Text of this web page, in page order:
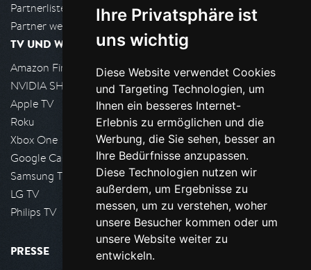
Ihre Privatsphäre ist
uns wichtig
Diese Website verwendet Cookies
und Targeting Technologien, um
Ihnen ein besseres Internet-
Erlebnis zu ermöglichen und die
Werbung, die Sie sehen, besser an
Ihre Bedürfnisse anzupassen.
Diese Technologien nutzen wir
außerdem, um Ergebnisse zu
messen, um zu verstehen, woher
unsere Besucher kommen oder um
unsere Website weiter zu
entwickeln.
Partnerliste
Partner werden
TV UND WOHNZIMMER
Amazon FireTV
NVIDIA SHIELD, Google TV
Apple TV
Roku
Xbox One
Google Cast
Samsung TV
LG TV
Philips TV
PRESSE